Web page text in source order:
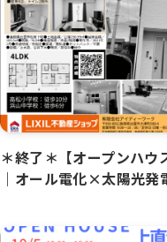
＊終了＊【オープンハウ
｜オール電化×太陽光発